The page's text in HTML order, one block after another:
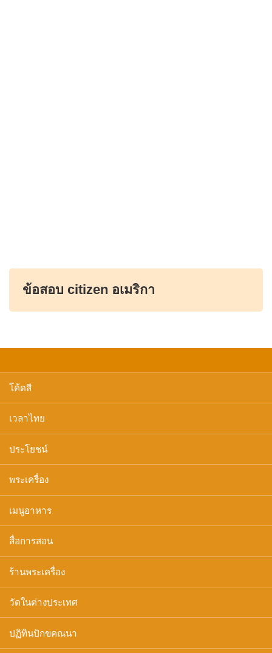
ข้อสอบ citizen อเมริกา
โค้ดสี
เวลาไทย
ประโยชน์
พระเครื่อง
เมนูอาหาร
สื่อการสอน
ร้านพระเครื่อง
วัดในต่างประเทศ
ปฏิทินปักขคณนา